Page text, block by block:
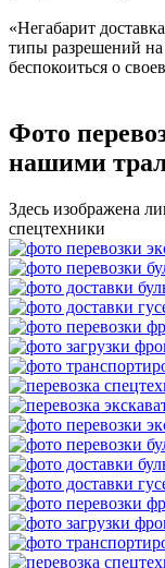
«Негабарит
типы разрешений
беспокоиться о
Фото
нашими
Здесь изображена
спецтехники